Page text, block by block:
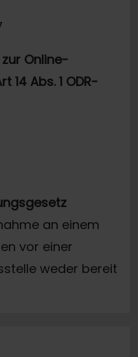
Online-
14 Abs. 1 ODR-
an einem
vor einer
weder bereit